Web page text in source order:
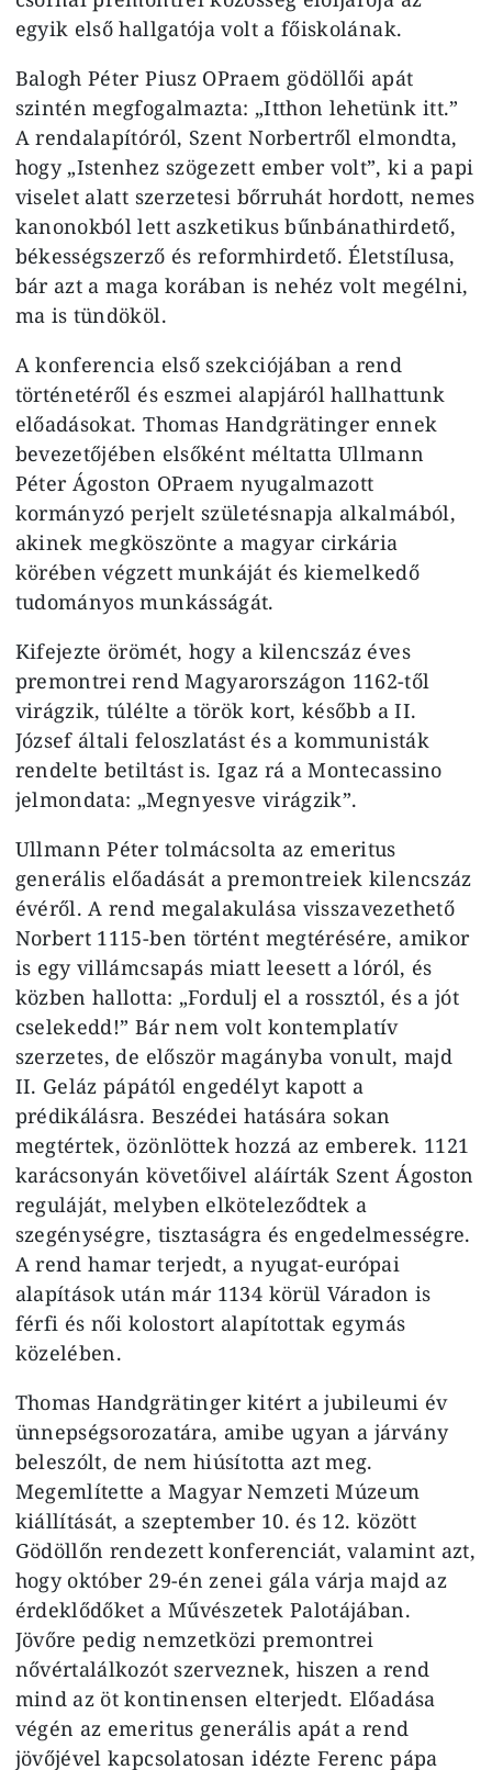
egyik első hallgatója volt a főiskolának.
Balogh Péter Piusz OPraem gödöllői apát
szintén megfogalmazta: „Itthon lehetünk itt.”
A rendalapítóról, Szent Norbertről elmondta,
hogy „Istenhez szögezett ember volt”, ki a papi
viselet alatt szerzetesi bőrruhát hordott, nemes
kanonokból lett aszketikus bűnbánathirdető,
békességszerző és reformhirdető. Életstílusa,
bár azt a maga korában is nehéz volt megélni,
ma is tündököl.
A konferencia első szekciójában a rend
történetéről és eszmei alapjáról hallhattunk
előadásokat. Thomas Handgrätinger ennek
bevezetőjében elsőként méltatta Ullmann
Péter Ágoston OPraem nyugalmazott
kormányzó perjelt születésnapja alkalmából,
akinek megköszönte a magyar cirkária
körében végzett munkáját és kiemelkedő
tudományos munkásságát.
Kifejezte örömét, hogy a kilencszáz éves
premontrei rend Magyarországon 1162-től
virágzik, túlélte a török kort, később a II.
József általi feloszlatást és a kommunisták
rendelte betiltást is. Igaz rá a Montecassino
jelmondata: „Megnyesve virágzik”.
Ullmann Péter tolmácsolta az emeritus
generális előadását a premontreiek kilencszáz
évéről. A rend megalakulása visszavezethető
Norbert 1115-ben történt megtérésére, amikor
is egy villámcsapás miatt leesett a lóról, és
közben hallotta: „Fordulj el a rossztól, és a jót
cselekedd!” Bár nem volt kontemplatív
szerzetes, de először magányba vonult, majd
II. Geláz pápától engedélyt kapott a
prédikálásra. Beszédei hatására sokan
megtértek, özönlöttek hozzá az emberek. 1121
karácsonyán követőivel aláírták Szent Ágoston
reguláját, melyben elköteleződtek a
szegénységre, tisztaságra és engedelmességre.
A rend hamar terjedt, a nyugat-európai
alapítások után már 1134 körül Váradon is
férfi és női kolostort alapítottak egymás
közelében.
Thomas Handgrätinger kitért a jubileumi év
ünnepségsorozatára, amibe ugyan a járvány
beleszólt, de nem hiúsította azt meg.
Megemlítette a Magyar Nemzeti Múzeum
kiállítását, a szeptember 10. és 12. között
Gödöllőn rendezett konferenciát, valamint azt,
hogy október 29-én zenei gála várja majd az
érdeklődőket a Művészetek Palotájában.
Jövőre pedig nemzetközi premontrei
nővértalálkozót szerveznek, hiszen a rend
mind az öt kontinensen elterjedt. Előadása
végén az emeritus generális apát a rend
jövőjével kapcsolatosan idézte Ferenc pápa